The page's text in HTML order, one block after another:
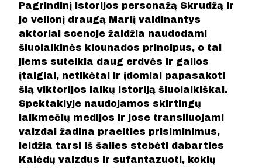
Pagrindinį istorijos personažą Skrudžą ir
jo velionį draugą Marlį vaidinantys
aktoriai scenoje žaidžia naudodami
šiuolaikinės klounados principus, o tai
jiems suteikia daug erdvės ir galios
įtaigiai, netikėtai ir įdomiai papasakoti
šią viktorijos laikų istoriją šiuolaikiškai.
Spektaklyje naudojamos skirtingų
laikmečių medijos ir jose transliuojami
vaizdai žadina praeities prisiminimus,
leidžia tarsi iš šalies stebėti dabarties
Kalėdų vaizdus ir sufantazuoti, kokių